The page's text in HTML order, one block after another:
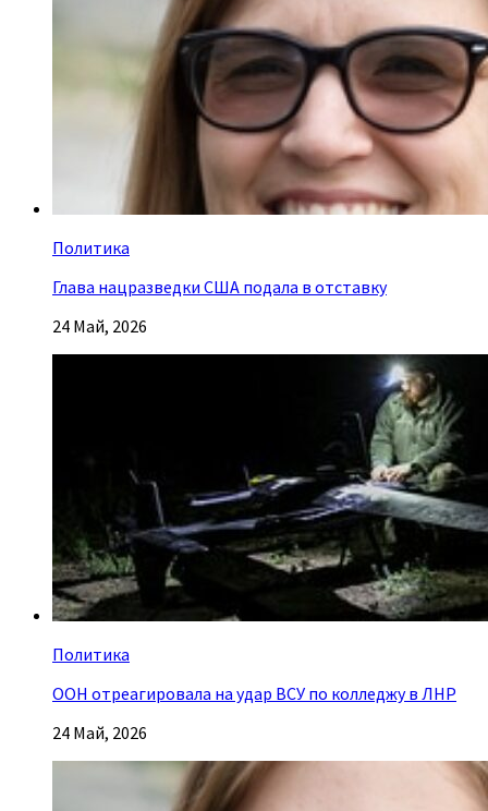
Политика
Глава нацразведки США подала в отставку
24 Май, 2026
Политика
ООН отреагировала на удар ВСУ по колледжу в ЛНР
24 Май, 2026